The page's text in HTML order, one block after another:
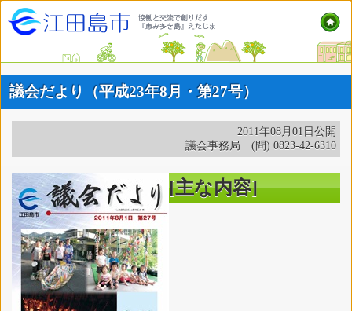
議会だより（平成23年8月・第27号）
2011年08月01日公開
議会事務局 (問) 0823-42-6310
[主な内容]